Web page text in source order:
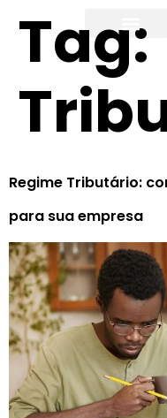
Tag:
Regime Tributário:
para sua empresa